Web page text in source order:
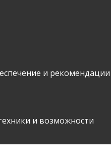
и рекомендации
и возможности